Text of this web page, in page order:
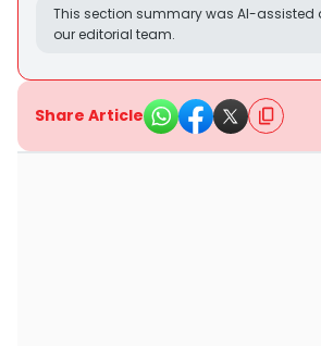
This section summary was AI-assisted
our editorial team.
Share Article